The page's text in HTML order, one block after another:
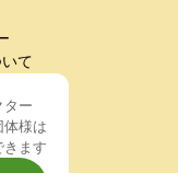
て
ター
体様は
きます